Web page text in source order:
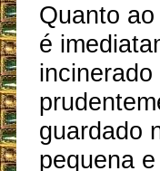
Quanto
é
incinerado
guardado
pequena e